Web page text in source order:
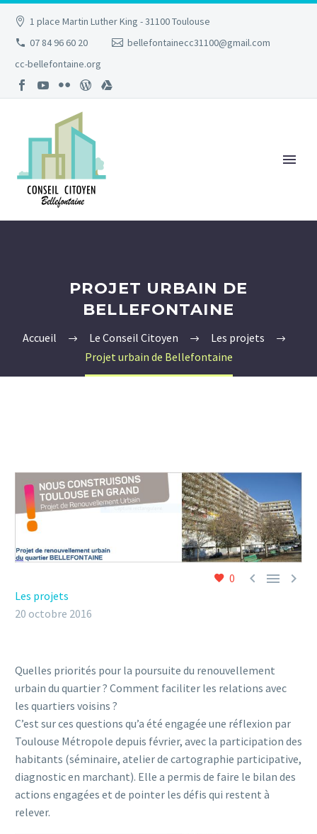
1 place Martin Luther King - 31100 Toulouse
07 84 96 60 20
bellefontainecc31100@gmail.com
cc-bellefontaine.org
PROJET URBAIN DE
BELLEFONTAINE
Accueil Le Conseil Citoyen
Les projets
Projet urbain de Bellefontaine
0   
Les projets
20 octobre 2016
Quelles priorités pour la poursuite du renouvellement
urbain du quartier ? Comment faciliter les relations avec
les quartiers voisins ?
C’est sur ces questions qu’a été engagée une réflexion par
Toulouse Métropole depuis février, avec la participation des
habitants (séminaire, atelier de cartographie participative,
diagnostic en marchant). Elle a permis de faire le bilan des
actions engagées et de pointer les défis qui restent à
relever.